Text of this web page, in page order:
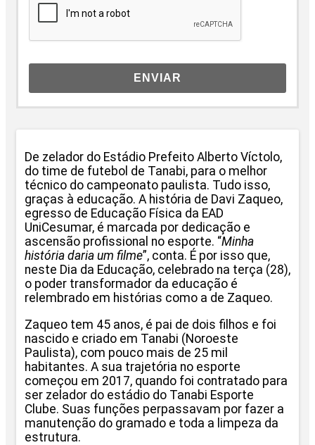
ENVIAR
De zelador do Estádio Prefeito Alberto Víctolo,
do time de futebol de Tanabi, para o melhor
técnico do campeonato paulista. Tudo isso,
graças à educação. A história de Davi Zaqueo,
egresso de Educação Física da EAD
UniCesumar, é marcada por dedicação e
ascensão profissional no esporte. “Minha
história daria um filme”, conta. É por isso que,
neste Dia da Educação, celebrado na terça (28),
o poder transformador da educação é
relembrado em histórias como a de Zaqueo.
Zaqueo tem 45 anos, é pai de dois filhos e foi
nascido e criado em Tanabi (Noroeste
Paulista), com pouco mais de 25 mil
habitantes. A sua trajetória no esporte
começou em 2017, quando foi contratado para
ser zelador do estádio do Tanabi Esporte
Clube. Suas funções perpassavam por fazer a
manutenção do gramado e toda a limpeza da
estrutura.